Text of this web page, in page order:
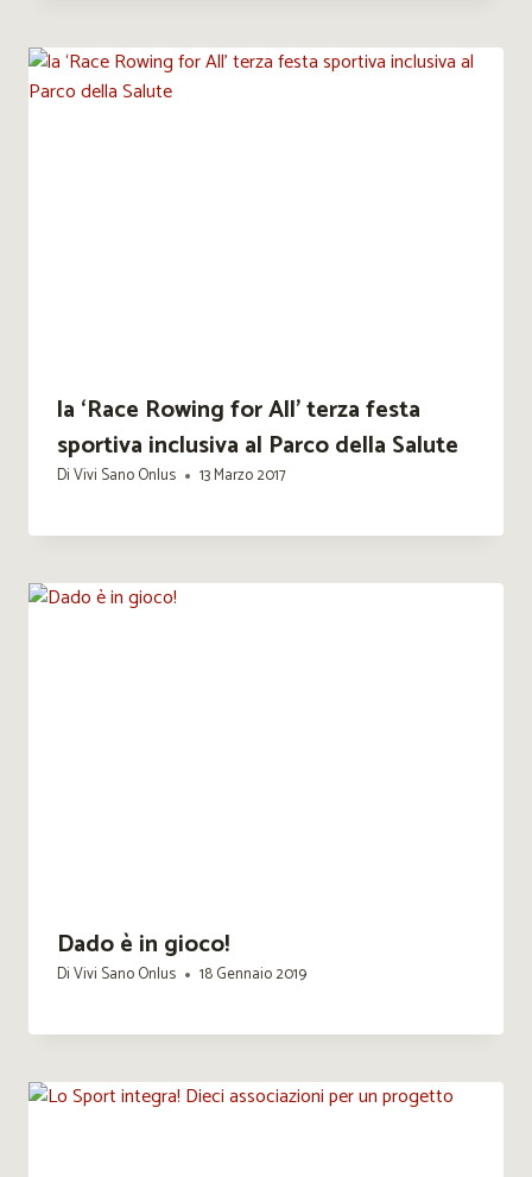
la ‘Race Rowing for All’ terza festa
sportiva inclusiva al Parco della Salute
DiVivi Sano Onlus 13 Marzo 2017
Dado è in gioco!
DiVivi Sano Onlus 18 Gennaio 2019